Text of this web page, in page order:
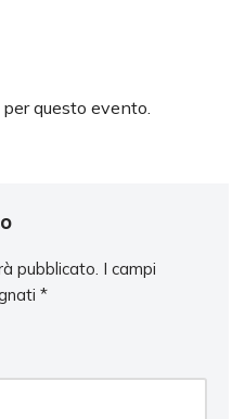
questo evento.
pubblicato. I campi
*